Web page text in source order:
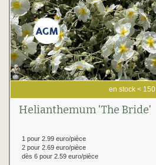
en stock < 150
Helianthemum 'The Bride'
1 pour 2.99 euro/pièce
2 pour 2.69 euro/pièce
dès 6 pour 2.59 euro/pièce